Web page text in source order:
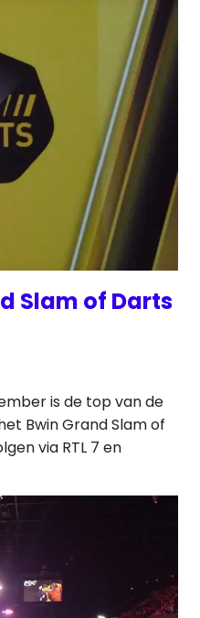
Slam of Darts
is de top van de
Bwin Grand Slam of
via RTL 7 en